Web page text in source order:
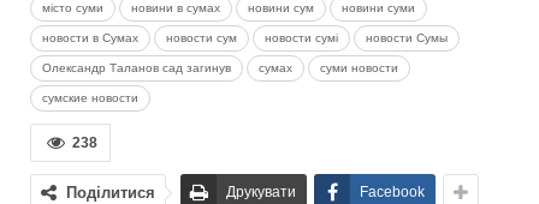
місто суми новини в сумах новини сум новини суми
новости в Сумах новости сум новости сумі новости Сумы
Олександр Таланов сад загинув сумах суми новости
сумские новости
238
Поділитися Друкувати Facebook